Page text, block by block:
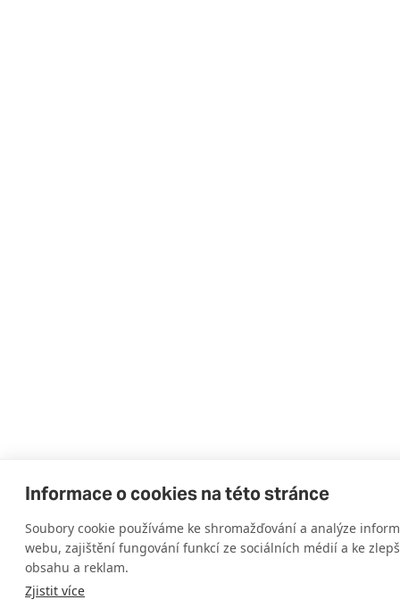
Informace o cookies na této stránce
Soubory cookie používáme ke shromažďování a analýze
webu, zajištění fungování funkcí ze sociálních médií a ke
obsahu a reklam.
Zjistit více